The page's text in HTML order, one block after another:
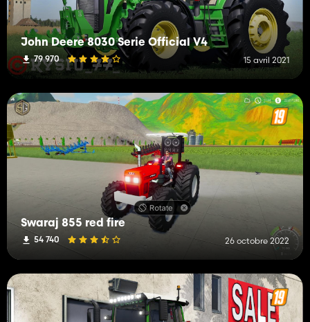
John Deere 8030 Serie Official V4
79 970 15 avril 2021
Swaraj 855 red fire
54 740 26 octobre 2022